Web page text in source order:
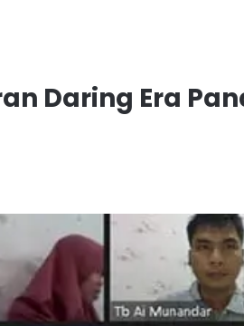
Daring Era